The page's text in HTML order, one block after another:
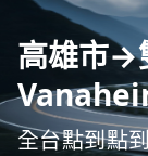
高雄市→
全台點到點